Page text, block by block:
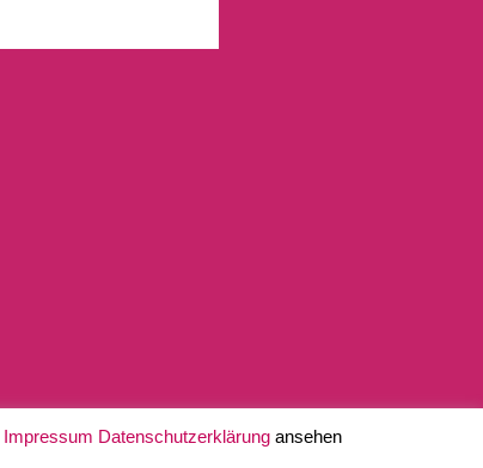
Impressum Datenschutzerklärungansehen